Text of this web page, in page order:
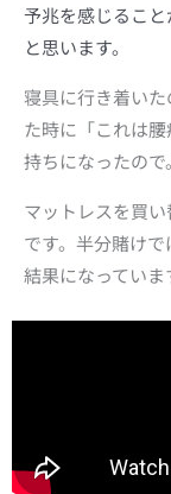
予兆を感じるこ
と思います。
寝具に行き着い
た時に「これは
持ちになったので。
マットレスを買
です。半分賭け
結果になっていま